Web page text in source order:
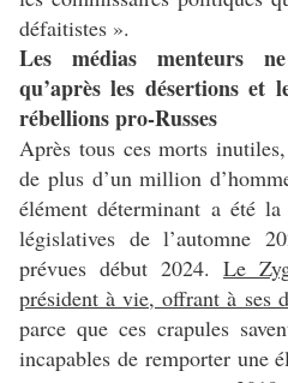
défaitistes ».
Les médias menteurs
qu’après les désertions
rébellions pro-Russes
Après tous ces morts
de plus d’un million
élément déterminant a été
législatives de l’automne
prévues début 2024. Le
président à vie, offrant à ses
parce que ces crapules
incapables de remporter une